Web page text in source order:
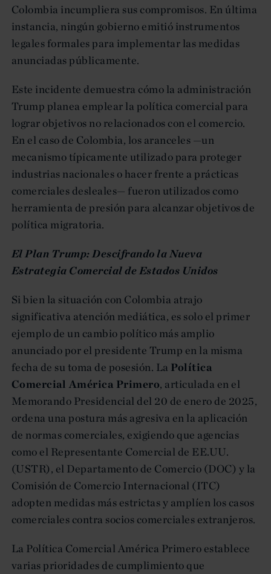
Colombia incumpliera sus compromisos. En última
instancia, ningún gobierno emitió instrumentos
legales formales para implementar las medidas
anunciadas públicamente.
Este incidente demuestra cómo la administración
Trump planea emplear la política comercial para
lograr objetivos no relacionados con el comercio.
En el caso de Colombia, los aranceles —un
mecanismo típicamente utilizado para proteger
industrias nacionales o hacer frente a prácticas
comerciales desleales— fueron utilizados como
herramienta de presión para alcanzar objetivos de
política migratoria.
El Plan Trump: Descifrando la Nueva
Estrategia Comercial de Estados Unidos
Si bien la situación con Colombia atrajo
significativa atención mediática, es solo el primer
ejemplo de un cambio político más amplio
anunciado por el presidente Trump en la misma
fecha de su toma de posesión. La Política
Comercial América Primero, articulada en el
Memorando Presidencial del 20 de enero de 2025,
ordena una postura más agresiva en la aplicación
de normas comerciales, exigiendo que agencias
como el Representante Comercial de EE.UU.
(USTR), el Departamento de Comercio (DOC) y la
Comisión de Comercio Internacional (ITC)
adopten medidas más estrictas y amplíen los casos
comerciales contra socios comerciales extranjeros.
La Política Comercial América Primero establece
varias prioridades de cumplimiento que